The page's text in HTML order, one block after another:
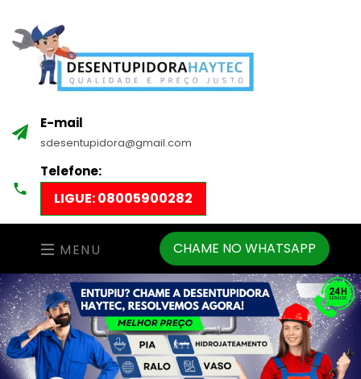
E-mail
sdesentupidora@gmail.com
Telefone:
LIGUE: 08005900282
MENU CHAME NO WHATSAPP